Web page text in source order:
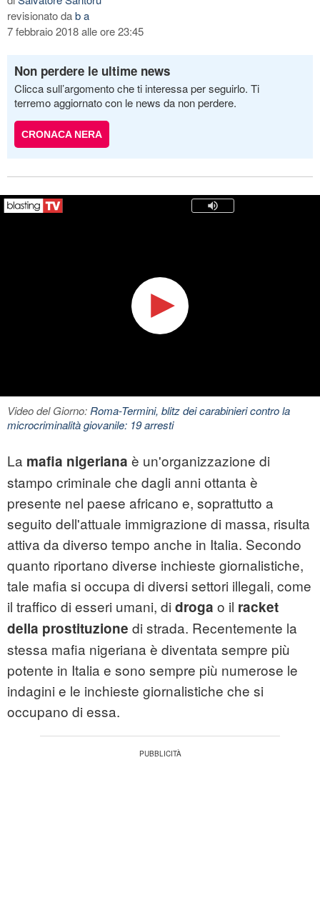
revisionato dab a
7 febbraio 2018 alle ore 23:45
Non perdere le ultime news
Clicca sull’argomento che ti interessa per seguirlo. Ti
terremo aggiornato con le news da non perdere.
CRONACA NERA
Video del Giorno:Roma-Termini, blitz dei carabinieri contro la
microcriminalità giovanile: 19 arresti
La mafia nigeriana è un'organizzazione di
stampo criminale che dagli anni ottanta è
presente nel paese africano e, soprattutto a
seguito dell'attuale immigrazione di massa, risulta
attiva da diverso tempo anche in Italia. Secondo
quanto riportano diverse inchieste giornalistiche,
tale mafia si occupa di diversi settori illegali, come
il traffico di esseri umani, di droga o il racket
della prostituzione di strada. Recentemente la
stessa mafia nigeriana è diventata sempre più
potente in Italia e sono sempre più numerose le
indagini e le inchieste giornalistiche che si
occupano di essa.